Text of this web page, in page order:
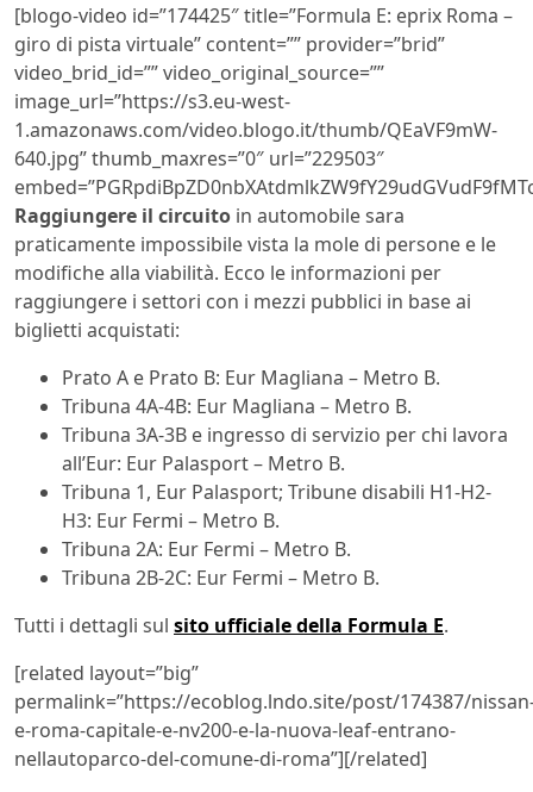
[blogo-video id=”174425″ title=”Formula E: eprix Roma –
giro di pista virtuale” content=”” provider=”brid”
video_brid_id=”” video_original_source=””
image_url=”https://s3.eu-west-
1.amazonaws.com/video.blogo.it/thumb/QEaVF9mW-
640.jpg” thumb_maxres=”0″ url=”229503″
Raggiungere il circuito in automobile sara
praticamente impossibile vista la mole di persone e le
modifiche alla viabilità. Ecco le informazioni per
raggiungere i settori con i mezzi pubblici in base ai
biglietti acquistati:
Prato A e Prato B: Eur Magliana – Metro B.
Tribuna 4A-4B: Eur Magliana – Metro B.
Tribuna 3A-3B e ingresso di servizio per chi lavora
all’Eur: Eur Palasport – Metro B.
Tribuna 1, Eur Palasport; Tribune disabili H1-H2-
H3: Eur Fermi – Metro B.
Tribuna 2A: Eur Fermi – Metro B.
Tribuna 2B-2C: Eur Fermi – Metro B.
Tutti i dettagli sul sito ufficiale della Formula E.
[related layout=”big”
permalink=”https://ecoblog.lndo.site/post/174387/
e-roma-capitale-e-nv200-e-la-nuova-leaf-entrano-
nellautoparco-del-comune-di-roma”][/related]